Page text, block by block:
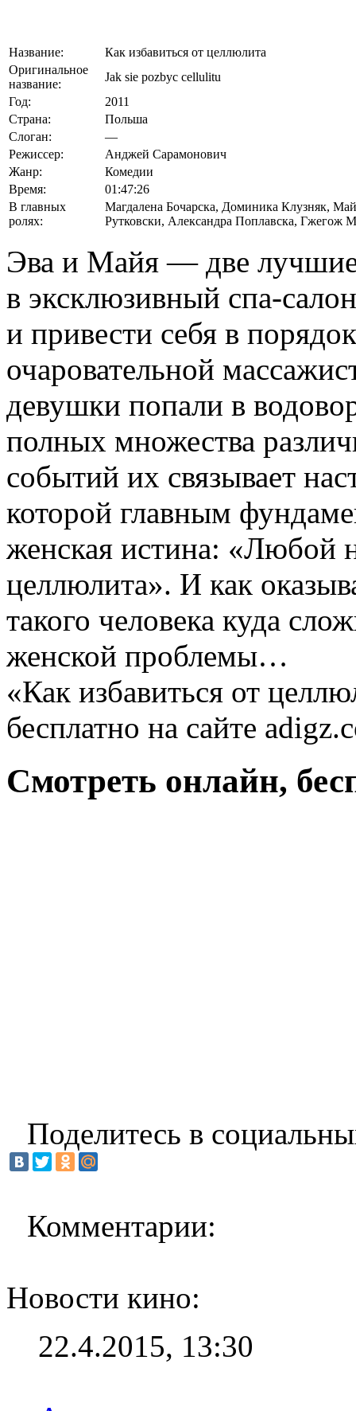
Название:
Как избавиться от целлюлита
Оригинальное
название:
Jak sie pozbyc cellulitu
Год:
2011
Страна:
Польша
Слоган:
—
Режиссер:
Анджей Сарамонович
Жанр:
Комедии
Время:
01:47:26
В главных
ролях:
Магдалена Бочарска, Доминика Клузняк,
Рутковски, Александра Поплавска, Гжегож
Эва и Майя — две лучшие
в эксклюзивный спа-
и привести себя в
очаровательной
девушки попали в
полных множества
событий их связывает
которой главным
женская истина: «Любой
целлюлита». И как
такого человека куда
женской проблемы…
«Как избавиться от
бесплатно на сайте
Смотреть онлайн,
Поделитесь в
Комментарии:
Новости кино:
22.4.2015, 13:30